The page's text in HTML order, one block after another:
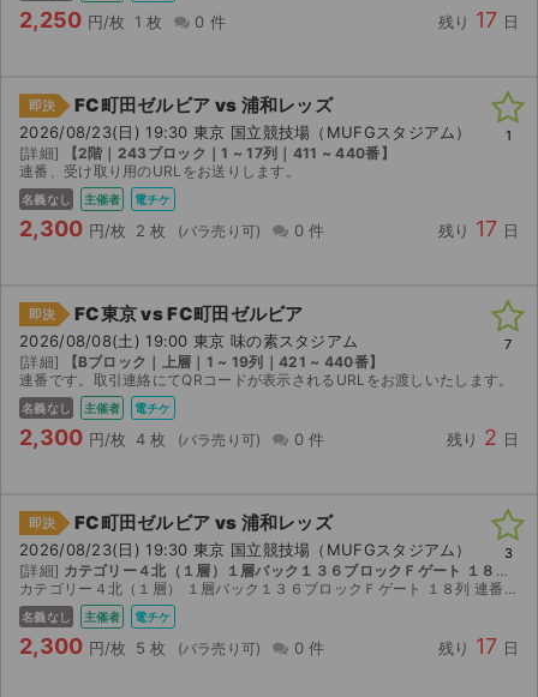
2,250 円/枚 1 枚 0 件 残り 17 日
即決 FC町田ゼルビア vs 浦和レッズ
2026/08/23(日) 19:30 東京 国立競技場（MUFGスタジアム）
[詳細]
【2階｜243ブロック｜1 ~ 17列｜411 ~ 440番】
連番、受け取り用のURLをお送りします。
名義なし 主催者 電チケ
2,300 円/枚 2 枚 0 件 残り 17 日
1
即決 FC東京 vs FC町田ゼルビア
2026/08/08(土) 19:00 東京 味の素スタジアム
[詳細]
【Bブロック｜上層｜1 ~ 19列｜421 ~ 440番】
連番です。取引連絡にてQRコードが表示されるURLをお渡しいたします。
名義なし 主催者 電チケ
2,300 円/枚 4 枚 0 件 残り 2 日
7
即決 FC町田ゼルビア vs 浦和レッズ
2026/08/23(日) 19:30 東京 国立競技場（MUFGスタジアム）
[詳細] カテゴリー４北（１層）１層バック１３６ブロックＦゲート １８列 【1階｜136ブロック｜1 ~ 24列｜341 ~ 360番】
カテゴリー４北（１層） １層バック１３６ブロックＦゲート １８列 連番です。 URL送ります
名義なし 主催者 電チケ
2,300 円/枚 5 枚 0 件 残り 17 日
3